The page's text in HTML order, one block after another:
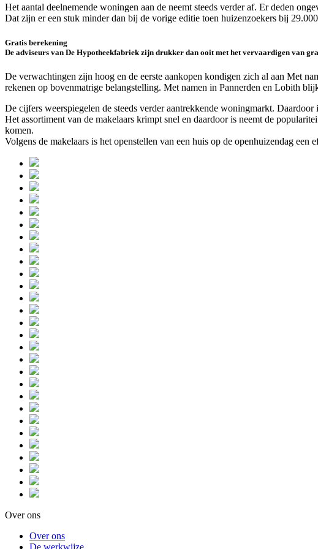
Het aantal deelnemende woningen aan de neemt steeds verder af. Er deden
Dat zijn er een stuk minder dan bij de vorige editie toen huizenzoekers bij
Gratis berekening
De adviseurs van De Hypotheekfabriek zijn drukker dan ooit met het vervaardigen van
De verwachtingen zijn hoog en de eerste aankopen kondigen zich al aan Met
rekenen op bovenmatrige belangstelling. Met namen in Pannerden en Lobith
De cijfers weerspiegelen de steeds verder aantrekkende woningmarkt.
Het assortiment van de makelaars krimpt snel en daardoor is neemt de
komen.
Volgens de makelaars is het openstellen van een huis op de openhuizendag
Over ons
Over ons
De werkwijze